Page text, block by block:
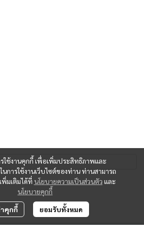
ใช้งานคุกกี้ เพื่อเพิ่มประสิทธิภาพและ
การใช้งานเว็บไซต์ของท่าน ท่านสามารถ
พิ่มเติมได้ที่ นโยบายความเป็นส่วนตัว และ
นโยบายคุกกี้
คุกกี้ ยอมรับทั้งหมด